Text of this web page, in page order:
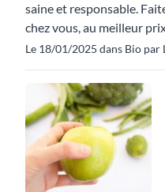
saine et responsable.
chez vous, au meilleur
Le 18/01/2025 dans Bio par